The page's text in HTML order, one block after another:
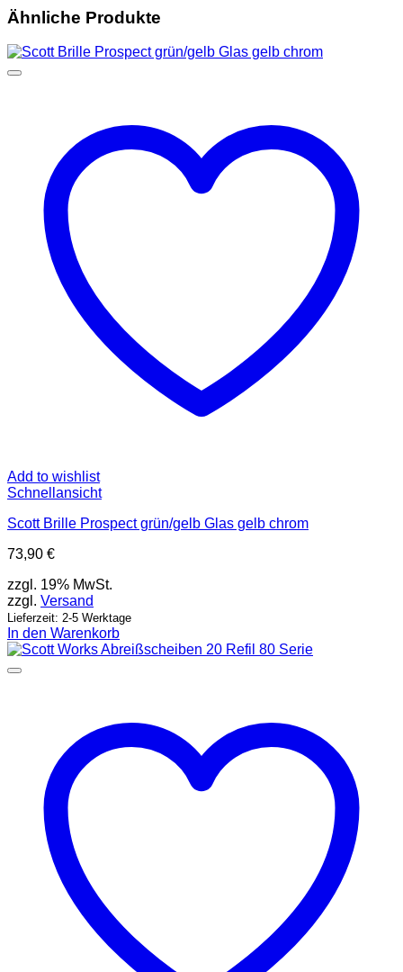
Ähnliche Produkte
Add to wishlist
Schnellansicht
Scott Brille Prospect grün/gelb Glas gelb chrom
73,90 €
zzgl. 19% MwSt.
zzgl. Versand
Lieferzeit: 2-5 Werktage
In den Warenkorb